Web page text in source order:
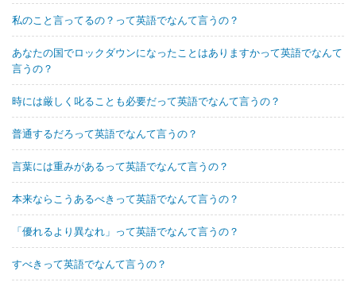
私のこと言ってるの？って英語でなんて言うの？
あなたの国でロックダウンになったことはありますかって英語でなんて
言うの？
時には厳しく叱ることも必要だって英語でなんて言うの？
普通するだろって英語でなんて言うの？
言葉には重みがあるって英語でなんて言うの？
本来ならこうあるべきって英語でなんて言うの？
「優れるより異なれ」って英語でなんて言うの？
すべきって英語でなんて言うの？